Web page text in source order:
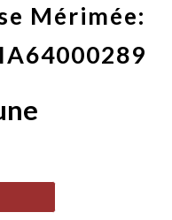
Mérimée:
IA64000289